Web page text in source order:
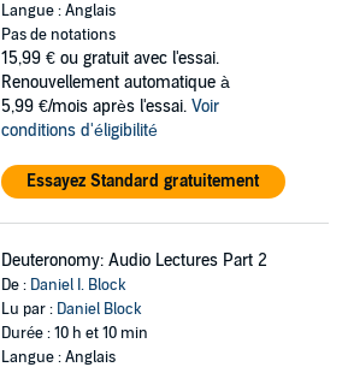
Langue : Anglais
Pas de notations
15,99 € ou gratuit avec l'essai.
Renouvellement automatique à
5,99 €/mois après l'essai. Voir
conditions d'éligibilité
Essayez Standard gratuitement
Deuteronomy: Audio Lectures Part 2
De : Daniel I. Block
Lu par : Daniel Block
Durée : 10 h et 10 min
Langue : Anglais